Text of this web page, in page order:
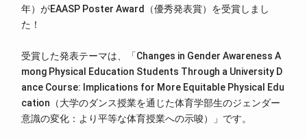
年）がEAASP Poster Award（優秀発表賞）を受賞しまし
た！
受賞した発表テーマは、「Changes in Gender Awareness A
mong Physical Education Students Through a University D
ance Course: Implications for More Equitable Physical Edu
cation（大学のダンス授業を通じた体育学部生のジェンダー
意識の変化：より平等な体育授業への示唆）」です。